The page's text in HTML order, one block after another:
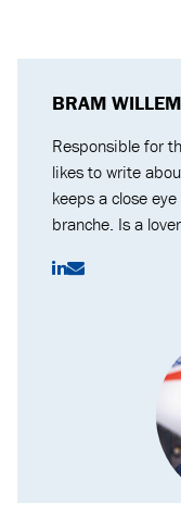
BRAM
Responsible for
likes to write
keeps a close
branche. Is a